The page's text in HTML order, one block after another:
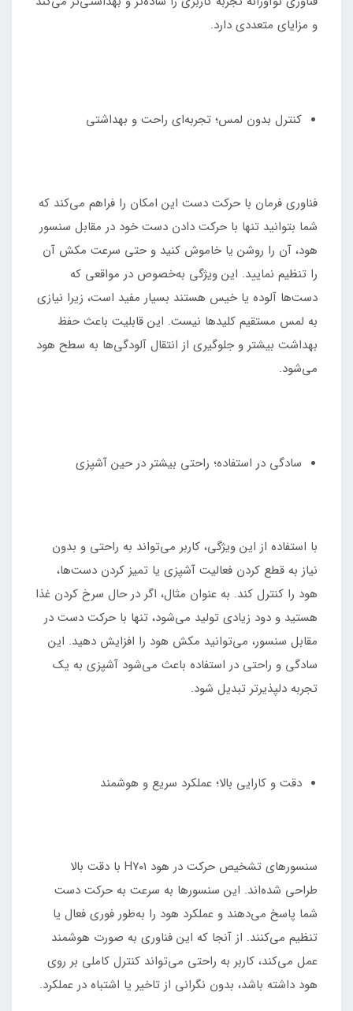
و مزایای متعددی دارد.
کنترل بدون لمس؛ تجربه‌ای راحت و بهداشتی
فناوری فرمان با حرکت دست این امکان را فراهم می‌کند که
شما بتوانید تنها با حرکت دادن دست خود در مقابل سنسور
هود، آن را روشن یا خاموش کنید و حتی سرعت مکش آن
را تنظیم نمایید. این ویژگی به‌خصوص در مواقعی که
دست‌ها آلوده یا خیس هستند بسیار مفید است، زیرا نیازی
به لمس مستقیم کلیدها نیست. این قابلیت باعث حفظ
بهداشت بیشتر و جلوگیری از انتقال آلودگی‌ها به سطح هود
می‌شود.
سادگی در استفاده؛ راحتی بیشتر در حین آشپزی
با استفاده از این ویژگی، کاربر می‌تواند به راحتی و بدون
نیاز به قطع کردن فعالیت آشپزی یا تمیز کردن دست‌ها،
هود را کنترل کند. به عنوان مثال، اگر در حال سرخ کردن غذا
هستید و دود زیادی تولید می‌شود، تنها با حرکت دست در
مقابل سنسور، می‌توانید مکش هود را افزایش دهید. این
سادگی و راحتی در استفاده باعث می‌شود آشپزی به یک
تجربه دلپذیرتر تبدیل شود.
دقت و کارایی بالا؛ عملکرد سریع و هوشمند
سنسورهای تشخیص حرکت در هود H۷۰۱ با دقت بالا
طراحی شده‌اند. این سنسورها به سرعت به حرکت دست
شما پاسخ می‌دهند و عملکرد هود را به‌طور فوری فعال یا
تنظیم می‌کنند. از آنجا که این فناوری به صورت هوشمند
عمل می‌کند، کاربر به راحتی می‌تواند کنترل کاملی بر روی
هود داشته باشد، بدون نگرانی از تاخیر یا اشتباه در عملکرد.